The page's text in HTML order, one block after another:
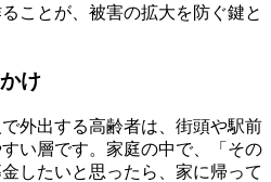
ことが、被害の拡大を防ぐ鍵と
け
外出する高齢者は、街頭や駅前
い層です。家庭の中で、「その
したいと思ったら、家に帰って